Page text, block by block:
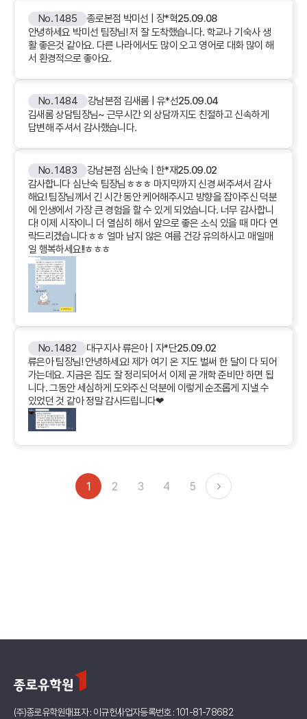
No. 1485 종로본점 박미선 | 장*혁25.09.08
안녕하세요 박미선 팀장님! 저 잘 도착했습니다. 학교나 기숙사 생
활 좋은것 같아요. 다른 나라에서도 많이 오고 영어로 대화 많이 해
서 환경적으로 좋아요.
No. 1484 강남본점 김새롬 | 유*선25.09.04
김새롬 상담팀장님~ 근무시간 외 상담까지도 친절하고 신속하게
답변해 주셔서 감사했습니다.
No. 1483 강남본점 심난숙 | 한*재25.09.02
감사합니다 심난숙 팀장님ㅎㅎㅎ 마지막까지 신경 써주셔서 감사
해요! 팀장님께서 긴 시간 동안 케어해주시고 방향을 잡아주신 덕분
에 인생에서 가장 큰 경험을 할 수 있게 되었습니다. 너무 감사합니
다! 이제 시작이니 더 열심히 해서 앞으로 좋은 소식 있을 때 마다 연
락드리겠습니다ㅎㅎ 얼마 남지 않은 여름 건강 유의하시고 매일매
일 행복하세요!!ㅎㅎㅎ
No. 1482 대구지사 류은아 | 자*단25.09.02
류은아 팀장님! 안녕하세요! 제가 여기 온 지도 벌써 한 달이 다 되어
가는데요. 지금은 집도 잘 정리되어서 이제 곧 개학 준비만 하면 됩
니다. 그동안 세심하게 도와주신 덕분에 이렇게 순조롭게 지낼 수
있었던 것 같아 정말 감사드립니다❤
1 2 3 4 5
(주)종로유학원대표자 : 이규헌사업자등록번호 : 101-81-78682